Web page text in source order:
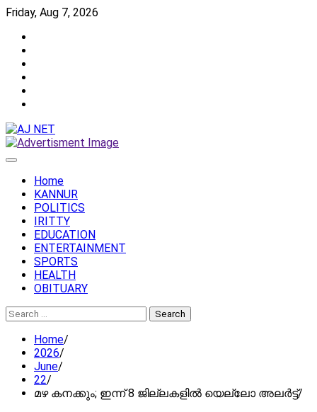
Skip
content
Friday, Aug 7, 2026
Home
KANNUR
POLITICS
IRITTY
EDUCATION
ENTERTAINMENT
SPORTS
HEALTH
OBITUARY
Search
for:
Home
2026
June
22
മഴ കനക്കും; ഇന്ന് 8 ജില്ലകളിൽ യെല്ലോ അലർട്ട്